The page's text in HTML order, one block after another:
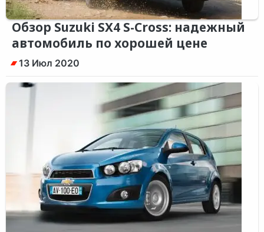
Обзор Suzuki SX4 S-Cross: надежный
автомобиль по хорошей цене
13 Июл 2020